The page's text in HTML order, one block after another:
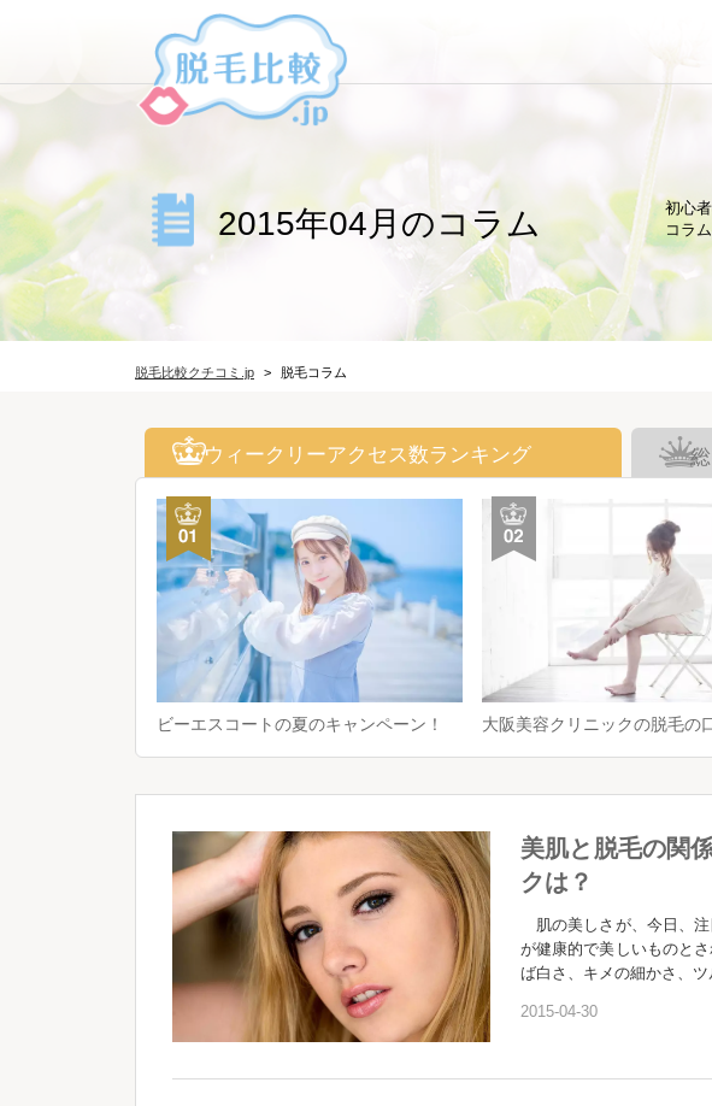
2015年04月のコラム
初心
コラ
脱毛比較クチコミ.jp 脱毛コラム
ウィークリーアクセス数ランキング 総
ビーエスコートの夏のキャンペーン！ 大阪美容クリニックの脱毛の
美肌と脱毛の関
クは？
肌の美しさが、今日、注
が健康的で美しいものと
ば白さ、キメの細かさ、
2015-04-30